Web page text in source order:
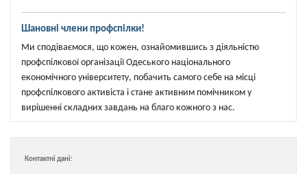
Шановні члени профспілки!
Ми сподіваємося, що кожен, ознайомившись з діяльністю
профспілкової організації Одеського національного
економічного університету, побачить самого себе на місці
профспілкового активіста і стане активним помічником у
вирішенні складних завдань на благо кожного з нас.
Контактні дані: